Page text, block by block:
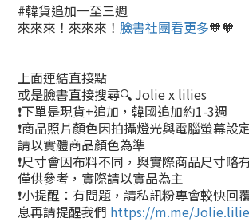
#韓貨追加一至三週
來來來！來來來！ 臉書社團看更多🧡🧡
上面連結直接點
或是臉書直接搜尋🔍 Jolie x lilies
❗下單是現貨+追加，韓國追加約1-3週
❗商品照片顏色因拍攝燈光與電腦螢幕設
請以實體商品顏色為準
❗尺寸會因布料不同，與實際商品尺寸略
僅供參考，實際請以實品為主
❗小提醒：有問題，請私訊粉專會較快回
息再請提醒我們 https://m.me/